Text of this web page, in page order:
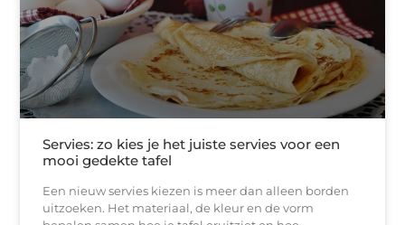
Servies: zo kies je het juiste servies voor een
mooi gedekte tafel
Een nieuw servies kiezen is meer dan alleen borden
uitzoeken. Het materiaal, de kleur en de vorm